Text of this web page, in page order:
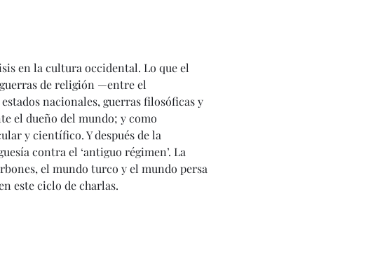
en la cultura occidental. Lo que el
de religión —entre el
nacionales, guerras filosóficas y
el dueño del mundo; y como
y científico. Y después de la
contra el ‘antiguo régimen’. La
el mundo turco y el mundo persa
este ciclo de charlas.